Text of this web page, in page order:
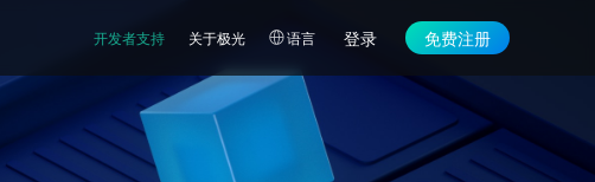
开发者支持 关于极光 语言 登录 免费注册